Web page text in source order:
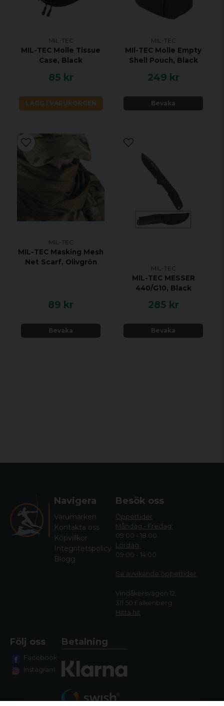
MIL-TEC
MIL-TEC Molle Tissue
Case, Black
85 kr
LÄGG I VARUKORGEN
MIL-TEC
MIl-TEC Molle Empty
Shell Pouch, Black
249 kr
Bevaka
MIL-TEC
MIL-TEC Masking Mesh
Net Scarf, Olivgrön
89 kr
Bevaka
MIL-TEC
MIL-TEC MESSER
440/G10, Black
285 kr
Bevaka
Navigera
Varumärken
Kontakta oss
Köpvillkor
Integritetspolicy
Blogg
Besök oss
Öppettider
Måndag - Fredag:
09.00 - 18.00
Lördag:
09.00 - 14.00
Se avvikande öppettider
Vindåkersvägen 12,
311 50 Falkenberg
Hitta hit
Följ oss
Facebook
Instagram
Betalning